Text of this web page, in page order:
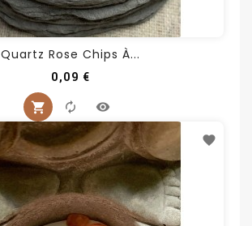
Quartz Rose Chips À...
0,09 €